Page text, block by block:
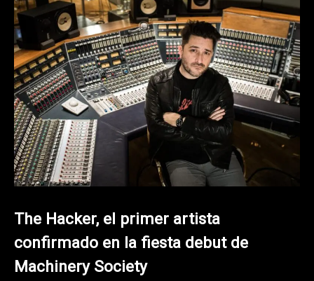
The Hacker, el primer artista
confirmado en la fiesta debut de
Machinery Society